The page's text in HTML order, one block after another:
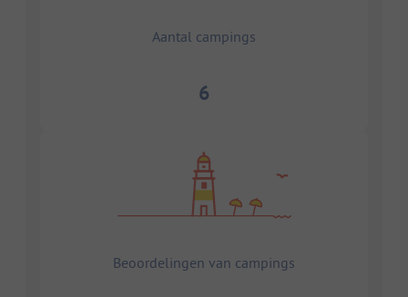
Aantal campings
6
Beoordelingen van campings